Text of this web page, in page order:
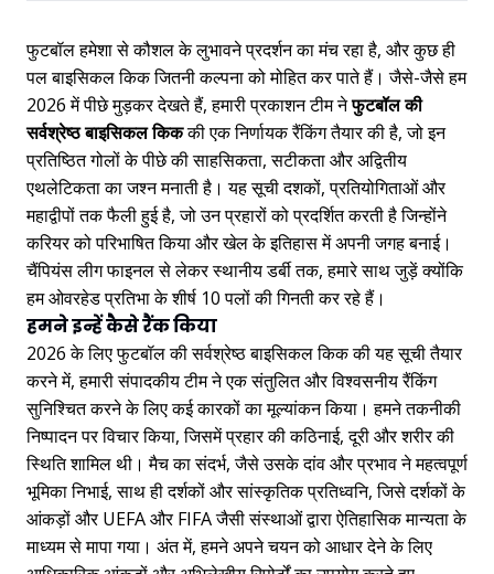
फुटबॉल हमेशा से कौशल के लुभावने प्रदर्शन का मंच रहा है, और कुछ ही
पल बाइसिकल किक जितनी कल्पना को मोहित कर पाते हैं। जैसे-जैसे हम
2026 में पीछे मुड़कर देखते हैं, हमारी प्रकाशन टीम नेफुटबॉल की
सर्वश्रेष्ठ बाइसिकल किककी एक निर्णायक रैंकिंग तैयार की है, जो इन
प्रतिष्ठित गोलों के पीछे की साहसिकता, सटीकता और अद्वितीय
एथलेटिकता का जश्न मनाती है। यह सूची दशकों, प्रतियोगिताओं और
महाद्वीपों तक फैली हुई है, जो उन प्रहारों को प्रदर्शित करती है जिन्होंने
करियर को परिभाषित किया और खेल के इतिहास में अपनी जगह बनाई।
चैंपियंस लीग फाइनल से लेकर स्थानीय डर्बी तक, हमारे साथ जुड़ें क्योंकि
हम ओवरहेड प्रतिभा के शीर्ष 10 पलों की गिनती कर रहे हैं।
हमने इन्हें कैसे रैंक किया
2026 के लिए फुटबॉल की सर्वश्रेष्ठ बाइसिकल किक की यह सूची तैयार
करने में, हमारी संपादकीय टीम ने एक संतुलित और विश्वसनीय रैंकिंग
सुनिश्चित करने के लिए कई कारकों का मूल्यांकन किया। हमने तकनीकी
निष्पादन पर विचार किया, जिसमें प्रहार की कठिनाई, दूरी और शरीर की
स्थिति शामिल थी। मैच का संदर्भ, जैसे उसके दांव और प्रभाव ने महत्वपूर्ण
भूमिका निभाई, साथ ही दर्शकों और सांस्कृतिक प्रतिध्वनि, जिसे दर्शकों के
आंकड़ों और UEFA और FIFA जैसी संस्थाओं द्वारा ऐतिहासिक मान्यता के
माध्यम से मापा गया। अंत में, हमने अपने चयन को आधार देने के लिए